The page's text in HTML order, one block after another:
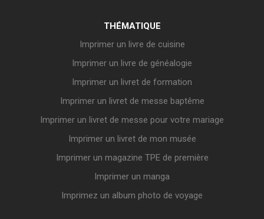
THÉMATIQUE
Imprimer un livre de cuisine
Imprimer un livre de généalogie
Imprimer un livret de formation
Imprimer un livret de messe baptême
Imprimer un livret de messe pour votre mariage
Imprimer un livret de mon musée
Imprimer un magazine TPE de première
Imprimer un manga
Imprimez un album photo de voyage